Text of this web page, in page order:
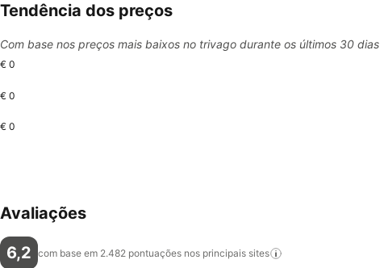
Tendência dos preços
Com base nos preços mais baixos no trivago durante os últimos 30 dias
€ 0
€ 0
€ 0
Avaliações
6,2 com base em 2.482 pontuações nos principais sites